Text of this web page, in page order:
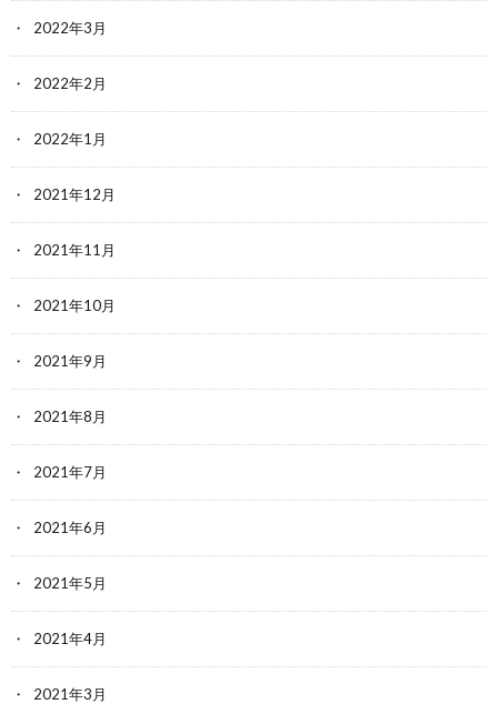
2022年3月
2022年2月
2022年1月
2021年12月
2021年11月
2021年10月
2021年9月
2021年8月
2021年7月
2021年6月
2021年5月
2021年4月
2021年3月